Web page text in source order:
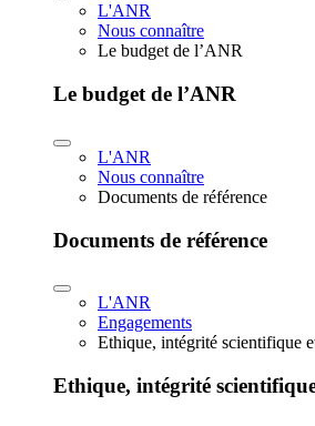
L'ANR
Nous connaître
Le budget de l’ANR
Le budget de l’ANR
L'ANR
Nous connaître
Documents de référence
Documents de référence
L'ANR
Engagements
Ethique, intégrité scientifique
Ethique, intégrité